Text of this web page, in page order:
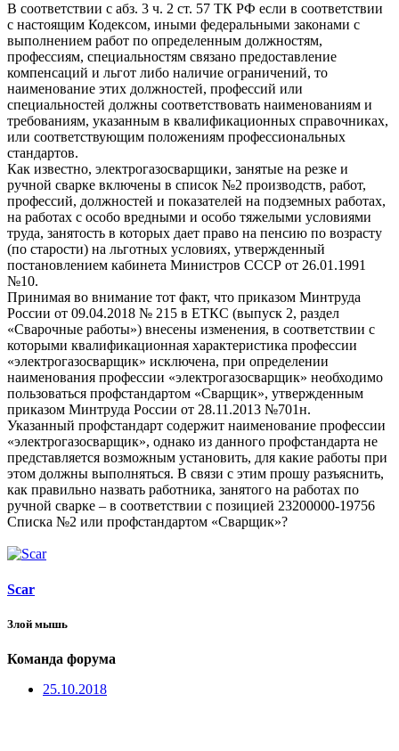
В соответствии с абз. 3 ч. 2 ст. 57 ТК РФ если в соответствии
с настоящим Кодексом, иными федеральными законами с
выполнением работ по определенным должностям,
профессиям, специальностям связано предоставление
компенсаций и льгот либо наличие ограничений, то
наименование этих должностей, профессий или
специальностей должны соответствовать наименованиям и
требованиям, указанным в квалификационных справочниках,
или соответствующим положениям профессиональных
стандартов.
Как известно, электрогазосварщики, занятые на резке и
ручной сварке включены в список №2 производств, работ,
профессий, должностей и показателей на подземных работах,
на работах с особо вредными и особо тяжелыми условиями
труда, занятость в которых дает право на пенсию по возрасту
(по старости) на льготных условиях, утвержденный
постановлением кабинета Министров СССР от 26.01.1991
№10.
Принимая во внимание тот факт, что приказом Минтруда
России от 09.04.2018 № 215 в ЕТКС (выпуск 2, раздел
«Сварочные работы») внесены изменения, в соответствии с
которыми квалификационная характеристика профессии
«электрогазосварщик» исключена, при определении
наименования профессии «электрогазосварщик» необходимо
пользоваться профстандартом «Сварщик», утвержденным
приказом Минтруда России от 28.11.2013 №701н.
Указанный профстандарт содержит наименование профессии
«электрогазосварщик», однако из данного профстандарта не
представляется возможным установить, для какие работы при
этом должны выполняться. В связи с этим прошу разъяснить,
как правильно назвать работника, занятого на работах по
ручной сварке – в соответствии с позицией 23200000-19756
Списка №2 или профстандартом «Сварщик»?
Scar
Злой мышь
Команда форума
25.10.2018